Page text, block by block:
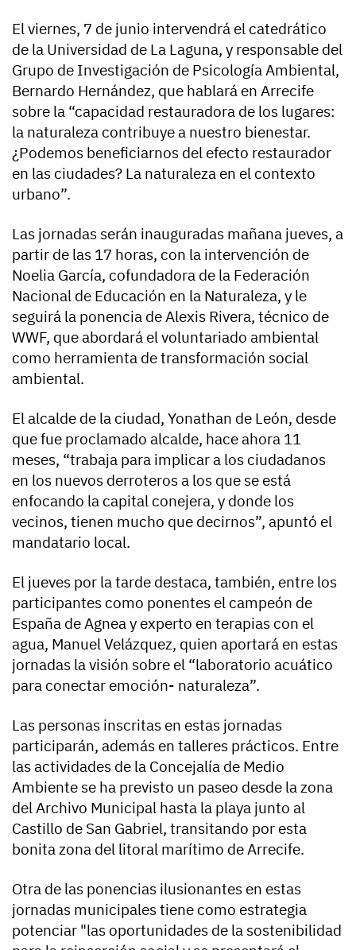
El viernes, 7 de junio intervendrá el catedrático
de la Universidad de La Laguna, y responsable del
Grupo de Investigación de Psicología Ambiental,
Bernardo Hernández, que hablará en Arrecife
sobre la “capacidad restauradora de los lugares:
la naturaleza contribuye a nuestro bienestar.
¿Podemos beneficiarnos del efecto restaurador
en las ciudades? La naturaleza en el contexto
urbano”.
Las jornadas serán inauguradas mañana jueves, a
partir de las 17 horas, con la intervención de
Noelia García, cofundadora de la Federación
Nacional de Educación en la Naturaleza, y le
seguirá la ponencia de Alexis Rivera, técnico de
WWF, que abordará el voluntariado ambiental
como herramienta de transformación social
ambiental.
El alcalde de la ciudad, Yonathan de León, desde
que fue proclamado alcalde, hace ahora 11
meses, “trabaja para implicar a los ciudadanos
en los nuevos derroteros a los que se está
enfocando la capital conejera, y donde los
vecinos, tienen mucho que decirnos”, apuntó el
mandatario local.
El jueves por la tarde destaca, también, entre los
participantes como ponentes el campeón de
España de Agnea y experto en terapias con el
agua, Manuel Velázquez, quien aportará en estas
jornadas la visión sobre el “laboratorio acuático
para conectar emoción- naturaleza”.
Las personas inscritas en estas jornadas
participarán, además en talleres prácticos. Entre
las actividades de la Concejalía de Medio
Ambiente se ha previsto un paseo desde la zona
del Archivo Municipal hasta la playa junto al
Castillo de San Gabriel, transitando por esta
bonita zona del litoral marítimo de Arrecife.
Otra de las ponencias ilusionantes en estas
jornadas municipales tiene como estrategia
potenciar "las oportunidades de la sostenibilidad